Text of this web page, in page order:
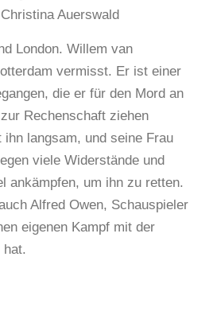
Auerswald
London. Willem van
vermisst. Er ist einer
die er für den Mord an
Rechenschaft ziehen
langsam, und seine Frau
viele Widerstände und
ankämpfen, um ihn zu retten.
Alfred Owen, Schauspieler
eigenen Kampf mit der
hat.